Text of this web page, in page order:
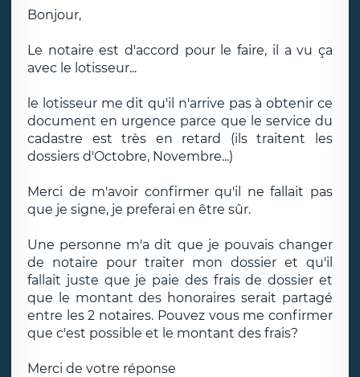
Bonjour,
Le notaire est d'accord pour le faire, il a vu ça
avec le lotisseur...
le lotisseur me dit qu'il n'arrive pas à obtenir ce
document en urgence parce que le service du
cadastre est très en retard (ils traitent les
dossiers d'Octobre, Novembre...)
Merci de m'avoir confirmer qu'il ne fallait pas
que je signe, je preferai en être sûr.
Une personne m'a dit que je pouvais changer
de notaire pour traiter mon dossier et qu'il
fallait juste que je paie des frais de dossier et
que le montant des honoraires serait partagé
entre les 2 notaires. Pouvez vous me confirmer
que c'est possible et le montant des frais?
Merci de votre réponse